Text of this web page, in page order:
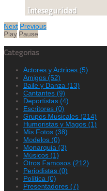
Inteseguridad
Next Previous
Play Pause
Categorias
Actores y Actrices (5)
Amigos (52)
Baile y Danza (13)
Cantantes (9)
Deportistas (4)
Escritores (0)
Grupos Musicales (214)
Humoristas y Magos (1)
Mis Fotos (38)
Modelos (0)
Monarquia (3)
Músicos (1)
Otros Famosos (212)
Periodistas (0)
Política (0)
Presentadores (7)